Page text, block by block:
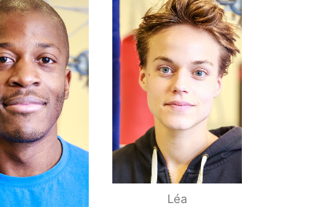
A: Ch.
– Ch. de
– Double
ch. de
France
B: Ch. de
France
IDF
IDF
Vainqueur
de
France
1/2 finaliste Elite
A
Vainqueur Open
de France
Championne IDF
Espoirs
Vice Championne
de France
Espoirs
Vainqueur des
Critériums IDF
Léa